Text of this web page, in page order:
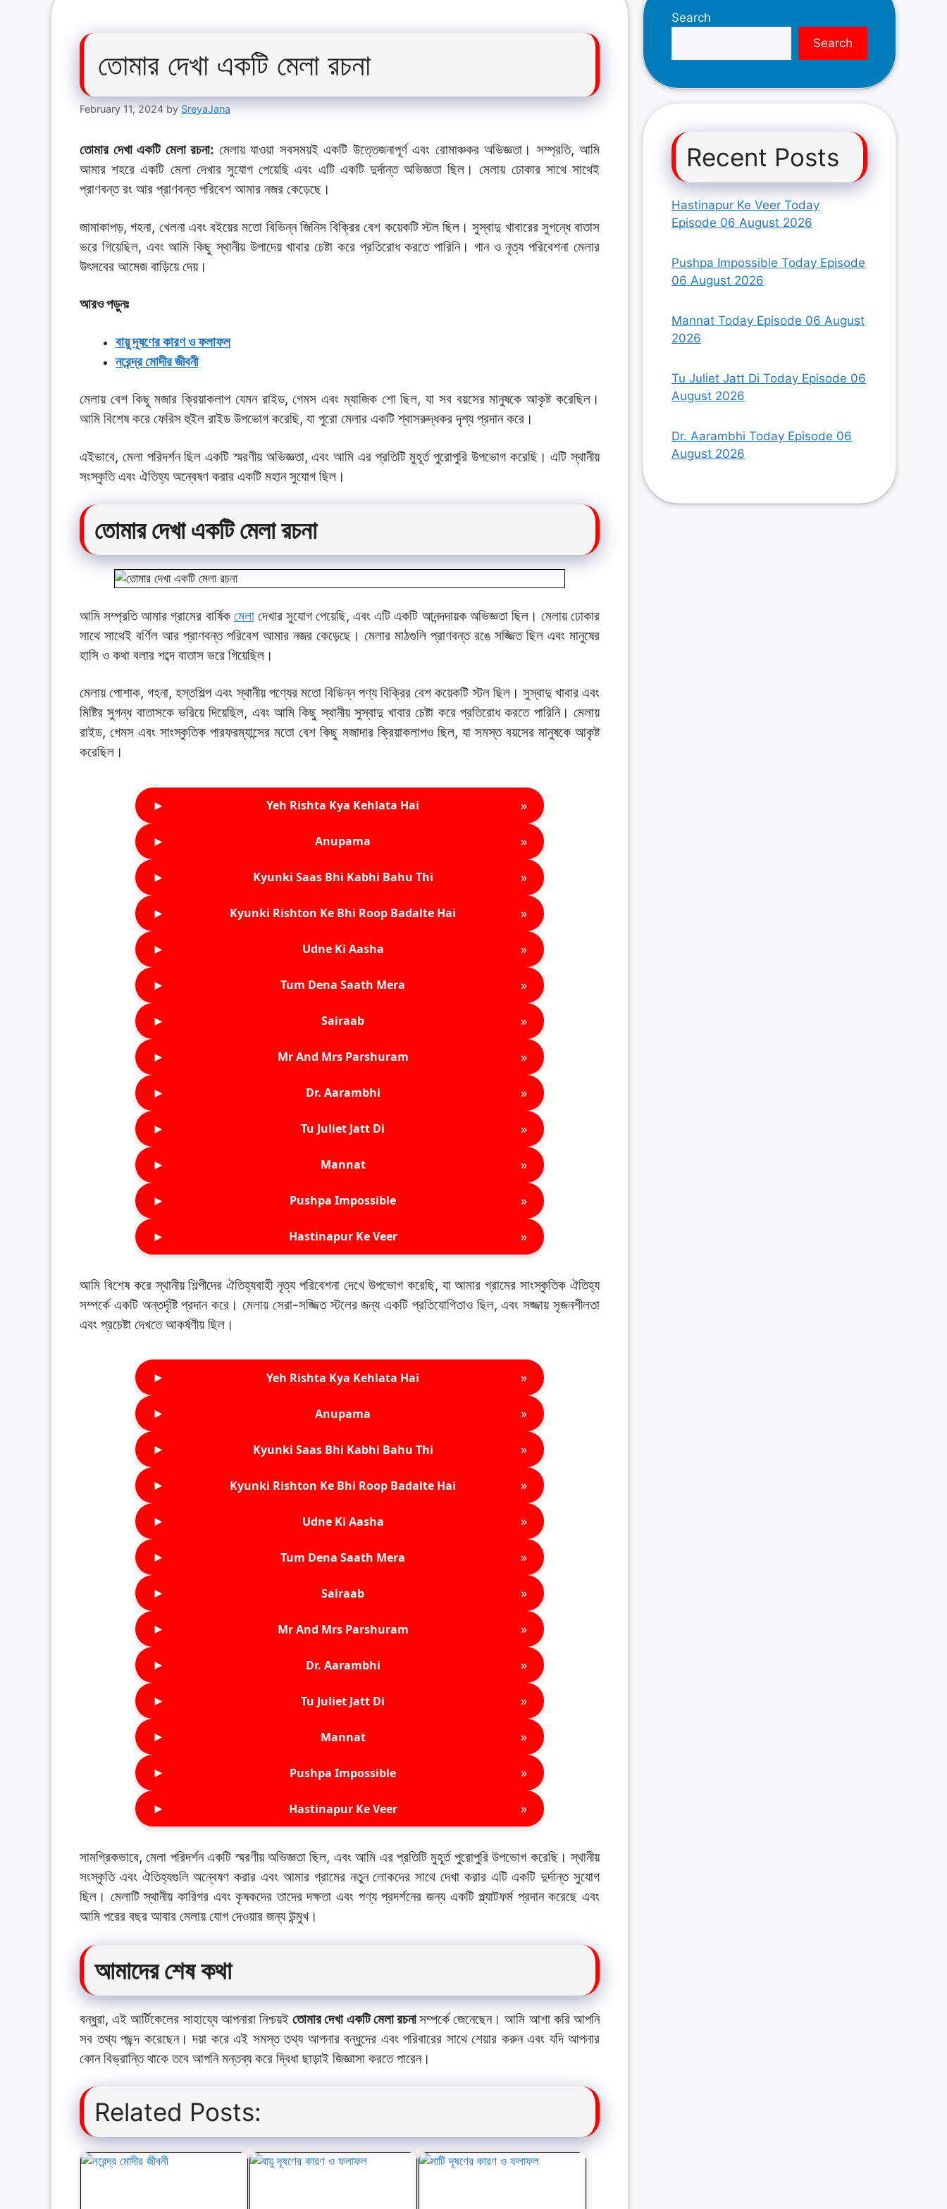
তোমার দেখা একটি মেলা রচনা
February 11, 2024 by SreyaJana
তোমার দেখা একটি মেলা রচনা: মেলায় যাওয়া সবসময়ই একটি উত্তেজনাপূর্ণ এবং রোমাঞ্চকর অভিজ্ঞতা। সম্প্রতি, আমি
আমার শহরে একটি মেলা দেখার সুযোগ পেয়েছি এবং এটি একটি দুর্দান্ত অভিজ্ঞতা ছিল। মেলায় ঢোকার সাথে সাথেই
প্রাণবন্ত রং আর প্রাণবন্ত পরিবেশ আমার নজর কেড়েছে।
জামাকাপড়, গহনা, খেলনা এবং বইয়ের মতো বিভিন্ন জিনিস বিক্রির বেশ কয়েকটি স্টল ছিল। সুস্বাদু খাবারের সুগন্ধে বাতাস
ভরে গিয়েছিল, এবং আমি কিছু স্থানীয় উপাদেয় খাবার চেষ্টা করে প্রতিরোধ করতে পারিনি। গান ও নৃত্য পরিবেশনা মেলার
উৎসবের আমেজ বাড়িয়ে দেয়।
আরও পড়ুনঃ
বায়ু দূষণের কারণ ও ফলাফল
নরেন্দ্র মোদীর জীবনী
মেলায় বেশ কিছু মজার ক্রিয়াকলাপ যেমন রাইড, গেমস এবং ম্যাজিক শো ছিল, যা সব বয়সের মানুষকে আকৃষ্ট করেছিল।
আমি বিশেষ করে ফেরিস হুইল রাইড উপভোগ করেছি, যা পুরো মেলার একটি শ্বাসরুদ্ধকর দৃশ্য প্রদান করে।
এইভাবে, মেলা পরিদর্শন ছিল একটি স্মরণীয় অভিজ্ঞতা, এবং আমি এর প্রতিটি মুহূর্ত পুরোপুরি উপভোগ করেছি। এটি স্থানীয়
সংস্কৃতি এবং ঐতিহ্য অন্বেষণ করার একটি মহান সুযোগ ছিল।
তোমার দেখা একটি মেলা রচনা
আমি সম্প্রতি আমার গ্রামের বার্ষিক মেলাদেখার সুযোগ পেয়েছি, এবং এটি একটি আনন্দদায়ক অভিজ্ঞতা ছিল। মেলায় ঢোকার
সাথে সাথেই বর্ণিল আর প্রাণবন্ত পরিবেশ আমার নজর কেড়েছে। মেলার মাঠগুলি প্রাণবন্ত রঙে সজ্জিত ছিল এবং মানুষের
হাসি ও কথা বলার শব্দে বাতাস ভরে গিয়েছিল।
মেলায় পোশাক, গহনা, হস্তশিল্প এবং স্থানীয় পণ্যের মতো বিভিন্ন পণ্য বিক্রির বেশ কয়েকটি স্টল ছিল। সুস্বাদু খাবার এবং
মিষ্টির সুগন্ধ বাতাসকে ভরিয়ে দিয়েছিল, এবং আমি কিছু স্থানীয় সুস্বাদু খাবার চেষ্টা করে প্রতিরোধ করতে পারিনি। মেলায়
রাইড, গেমস এবং সাংস্কৃতিক পারফরম্যান্সের মতো বেশ কিছু মজাদার ক্রিয়াকলাপও ছিল, যা সমস্ত বয়সের মানুষকে আকৃষ্ট
করেছিল।
► Yeh Rishta Kya Kehlata Hai »
► Anupama »
► Kyunki Saas Bhi Kabhi Bahu Thi »
► Kyunki Rishton Ke Bhi Roop Badalte Hai »
► Udne Ki Aasha »
► Tum Dena Saath Mera »
► Sairaab »
► Mr And Mrs Parshuram »
► Dr. Aarambhi »
► Tu Juliet Jatt Di »
► Mannat »
► Pushpa Impossible »
► Hastinapur Ke Veer »
আমি বিশেষ করে স্থানীয় শিল্পীদের ঐতিহ্যবাহী নৃত্য পরিবেশনা দেখে উপভোগ করেছি, যা আমার গ্রামের সাংস্কৃতিক ঐতিহ্য
সম্পর্কে একটি অন্তর্দৃষ্টি প্রদান করে। মেলায় সেরা-সজ্জিত স্টলের জন্য একটি প্রতিযোগিতাও ছিল, এবং সজ্জায় সৃজনশীলতা
এবং প্রচেষ্টা দেখতে আকর্ষণীয় ছিল।
► Yeh Rishta Kya Kehlata Hai »
► Anupama »
► Kyunki Saas Bhi Kabhi Bahu Thi »
► Kyunki Rishton Ke Bhi Roop Badalte Hai »
► Udne Ki Aasha »
► Tum Dena Saath Mera »
► Sairaab »
► Mr And Mrs Parshuram »
► Dr. Aarambhi »
► Tu Juliet Jatt Di »
► Mannat »
► Pushpa Impossible »
► Hastinapur Ke Veer »
সামগ্রিকভাবে, মেলা পরিদর্শন একটি স্মরণীয় অভিজ্ঞতা ছিল, এবং আমি এর প্রতিটি মুহূর্ত পুরোপুরি উপভোগ করেছি। স্থানীয়
সংস্কৃতি এবং ঐতিহ্যগুলি অন্বেষণ করার এবং আমার গ্রামের নতুন লোকদের সাথে দেখা করার এটি একটি দুর্দান্ত সুযোগ
ছিল। মেলাটি স্থানীয় কারিগর এবং কৃষকদের তাদের দক্ষতা এবং পণ্য প্রদর্শনের জন্য একটি প্ল্যাটফর্ম প্রদান করেছে এবং
আমি পরের বছর আবার মেলায় যোগ দেওয়ার জন্য উন্মুখ।
আমাদের শেষ কথা
বন্ধুরা, এই আর্টিকেলের সাহায্যে আপনারা নিশ্চয়ইতোমার দেখা একটি মেলা রচনাসম্পর্কে জেনেছেন। আমি আশা করি আপনি
সব তথ্য পছন্দ করেছেন। দয়া করে এই সমস্ত তথ্য আপনার বন্ধুদের এবং পরিবারের সাথে শেয়ার করুন এবং যদি আপনার
কোন বিভ্রান্তি থাকে তবে আপনি মন্তব্য করে দ্বিধা ছাড়াই জিজ্ঞাসা করতে পারেন।
Related Posts:
Search
Search
Recent Posts
Hastinapur Ke Veer Today
Episode 06 August 2026
Pushpa Impossible Today Episode
06 August 2026
Mannat Today Episode 06 August
2026
Tu Juliet Jatt Di Today Episode 06
August 2026
Dr. Aarambhi Today Episode 06
August 2026